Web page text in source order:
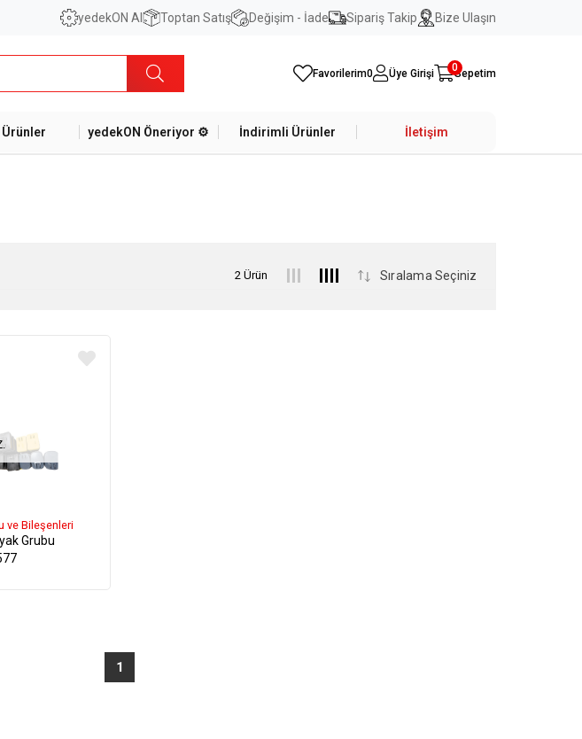
yedekON AI Toptan Satış Değişim - İade Sipariş Takip Bize Ulaşın
Favorilerim0 Üye Girişi Sepetim
0
Ürünler yedekON Öneriyor ⚙️ İndirimli Ürünler İletişim
2 Ürün
ve Bileşenleri
Grubu
1